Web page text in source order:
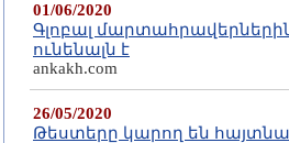
01/06/2020
Գլոբալ
ունենալն է
ankakh.com
26/05/2020
Թեստերը կարող են